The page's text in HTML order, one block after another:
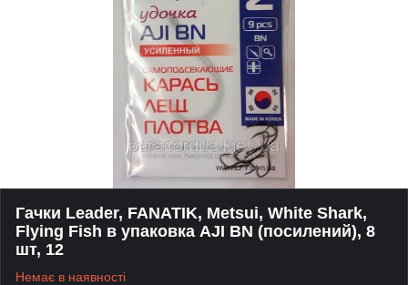
Гачки Leader, FANATIK, Metsui, White Shark,
Flying Fish в упаковка AJI BN (посилений), 8
шт, 12
Немає в наявності